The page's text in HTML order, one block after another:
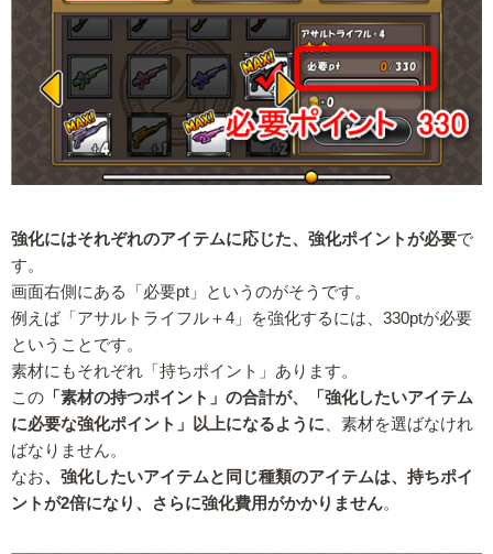
強化にはそれぞれのアイテムに応じた、強化ポイントが必要で
す。
画面右側にある「必要pt」というのがそうです。
例えば「アサルトライフル＋4」を強化するには、330ptが必要
ということです。
素材にもそれぞれ「持ちポイント」あります。
この 「素材の持つポイント」の合計が、「強化したいアイテム
に必要な強化ポイント」以上になるように、素材を選ばなけれ
ばなりません。
なお、強化したいアイテムと同じ種類のアイテムは、持ちポイ
ントが2倍になり、さらに強化費用がかかりません。